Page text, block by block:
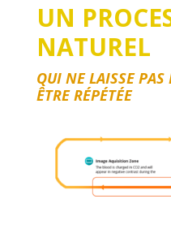
UN
NATUREL
QUI NE LAISSE PAS
ÊTRE RÉPÉTÉE